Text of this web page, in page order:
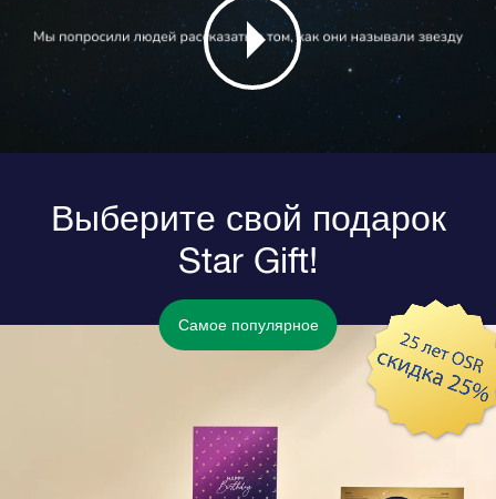
Выберите свой подарок
Star Gift!
Самое популярное